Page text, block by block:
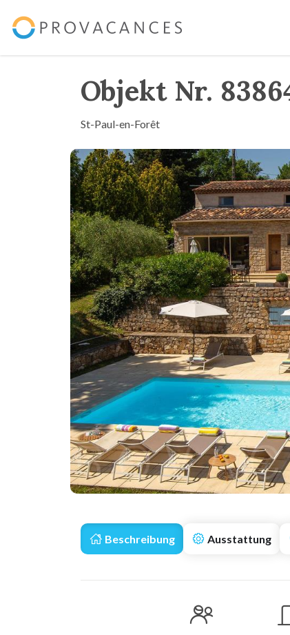
Objekt Nr.
St-Paul-en-Forêt
Beschreibung Ausstattung